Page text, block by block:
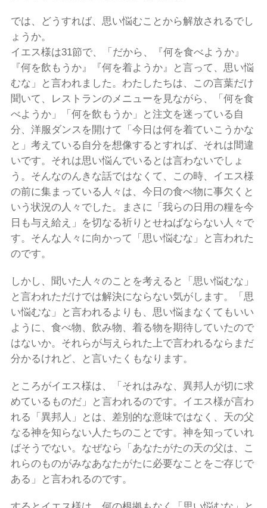
では、どうすれば、思い悩むことから解放されるでし
ょうか。
イエス様は31節で、「だから、『何を食べようか』
『何を飲もうか』『何を着ようか』と言って、思い悩
むな」と言われました。わたしたちは、この言葉だけ
聞いて、レストランのメニューを見ながら、「何を食
べようか」「何を飲もうか」と注文を迷っている自
分、洋服ダンスを開けて「今日は何を着ていこうかな
と」考えている自分を想像するとすれば、それは間違
いです。それは思い悩んでいるとは言わないでしょ
う。そんなのんきな話ではなくて、この時、イエス様
の前に集まっている人々は、今日の食べ物に事欠くと
いう状況の人々でした。まさに「我らの日用の糧を今
日も与え給え」を切なる祈りとせねばならない人々で
す。そんな人々に向かって「思い悩むな」と言われた
のです。
しかし、聞いた人々のことを考えると「思い悩むな」
と言われただけでは解決にならない気がします。「思
い悩むな」と言われるよりも、思い悩まなくてもいい
ように、食べ物、飲み物、着る物を期待していたので
はないか。それらが与えられた上で言われるならまだ
分かるけれど、と言いたくもなります。
ところがイエス様は、「それはみな、異邦人が切に求
めているものだ」と言われるのです。イエス様が言わ
れる「異邦人」とは、差別的な意味ではなく、天の父
なる神を知らない人たちのことです。神を知っていれ
ばそうでない。なぜなら「あなたがたの天の父は、こ
れらのものがみなあなたがたに必要なことをご存じで
ある」と言われるのです。